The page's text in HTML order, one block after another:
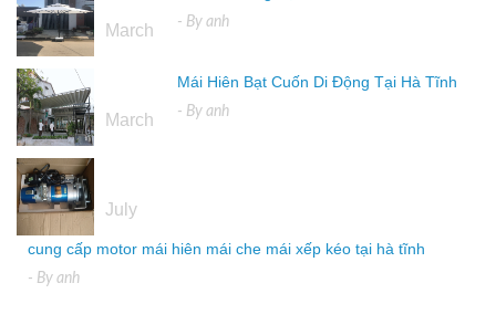
March - By anh
March
Mái Hiên Bạt Cuốn Di Động Tại Hà Tĩnh
- By anh
July
cung cấp motor mái hiên mái che mái xếp kéo tại hà tĩnh
- By anh